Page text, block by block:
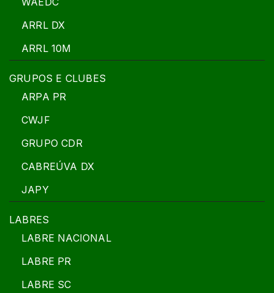
ARRL DX
ARRL 10M
GRUPOS E CLUBES
ARPA PR
CWJF
GRUPO CDR
CABREÚVA DX
JAPY
LABRES
LABRE NACIONAL
LABRE PR
LABRE SC